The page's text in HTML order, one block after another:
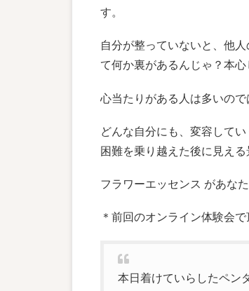
す。
自分が整っていないと、他
て何か裏があるんじゃ？本
心当たりがある人は多いの
どんな自分にも、変容して
困難を乗り越えた後に見え
フラワーエッセンス があな
＊前回のオンライン体験会
本日着けていらしたペン